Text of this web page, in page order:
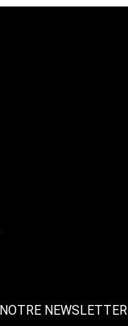
NEWSLETTER